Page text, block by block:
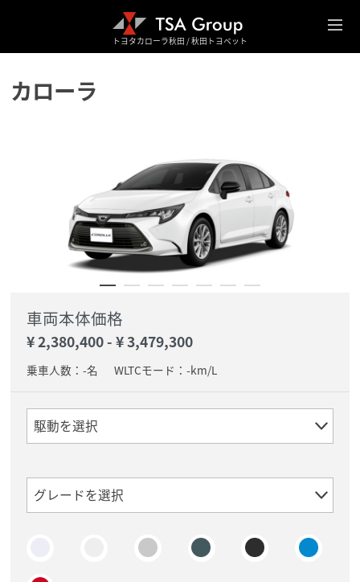
トヨタカローラ秋田 / 秋田トヨペット
カローラ
車両本体価格
¥ 2,380,400-¥ 3,479,300
乗車人数：-名 WLTCモード：-km/L